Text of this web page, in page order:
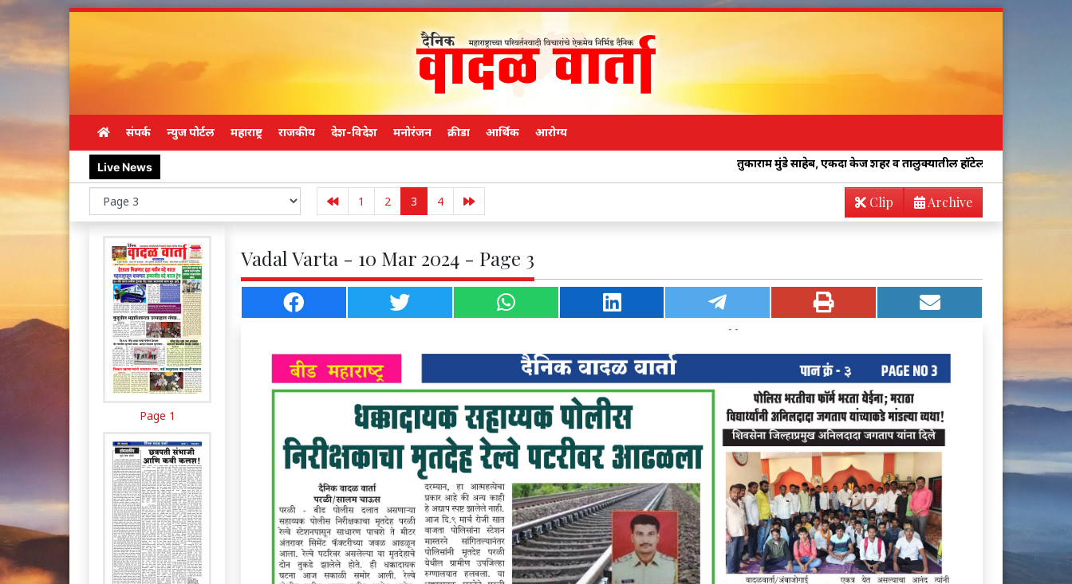
संपर्क न्युज पोर्टल महाराष्ट्र राजकीय देश-विदेश मनोरंजन क्रीडा आर्थिक आरोग्य
Live News तुकाराम मुंडे साहेब, एकदा केज शहर व तालुक्यातील हॉटेलच्या किचनची अचानक तपासणी करा!
1 2 3 4 Archive
Clip
Page 1
Vadal Varta - 10 Mar 2024 - Page 3